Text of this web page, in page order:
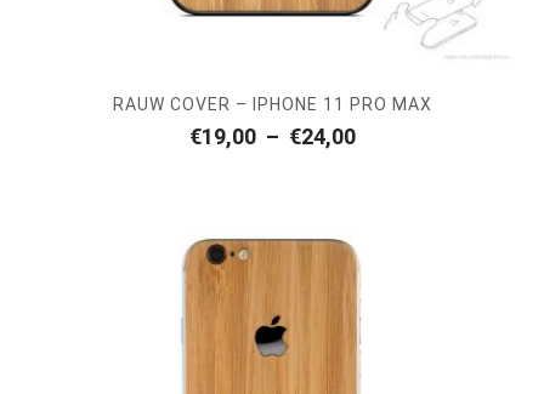
RAUW COVER – IPHONE 11 PRO MAX
€19,00 – €24,00Plage